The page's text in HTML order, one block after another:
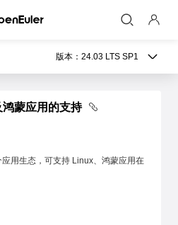
版本： 24.03 LTS SP1
蒙应用的支持
用生态，可支持 Linux、鸿蒙应用在